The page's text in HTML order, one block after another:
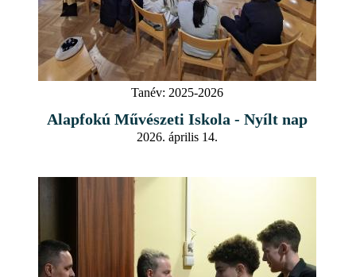
Tanév: 2025-2026
Alapfokú Művészeti Iskola - Nyílt nap
2026. április 14.